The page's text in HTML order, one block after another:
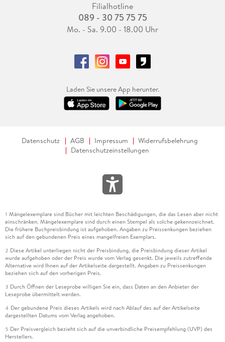
Filialhotline
089 - 30 75 75 75
Mo. - Sa. 9.00 - 18.00 Uhr
Laden Sie unsere App herunter.
Datenschutz AGB Impressum
Widerrufsbelehrung
Datenschutzeinstellungen
1 Mängelexemplare sind Bücher mit leichten Beschädigungen, die das Lesen aber nicht
einschränken. Mängelexemplare sind durch einen Stempel als solche gekennzeichnet.
Die frühere Buchpreisbindung ist aufgehoben. Angaben zu Preissenkungen beziehen
sich auf den gebundenen Preis eines mangelfreien Exemplars.
2 Diese Artikel unterliegen nicht der Preisbindung, die Preisbindung dieser Artikel
wurde aufgehoben oder der Preis wurde vom Verlag gesenkt. Die jeweils zutreffende
Alternative wird Ihnen auf der Artikelseite dargestellt. Angaben zu Preissenkungen
beziehen sich auf den vorherigen Preis.
3 Durch Öffnen der Leseprobe willigen Sie ein, dass Daten an den Anbieter der
Leseprobe übermittelt werden.
4 Der gebundene Preis dieses Artikels wird nach Ablauf des auf der Artikelseite
dargestellten Datums vom Verlag angehoben.
5 Der Preisvergleich bezieht sich auf die unverbindliche Preisempfehlung (UVP) des
Herstellers.